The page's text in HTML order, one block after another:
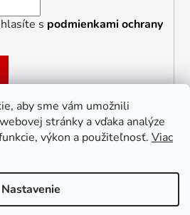
aby sme vám umožnili
stránky a vďaka analýze
výkon a použiteľnosť. Viac
Nastavenie
s podmienkami ochrany